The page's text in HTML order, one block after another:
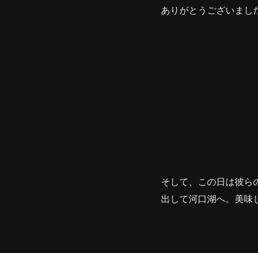
ありがとうございまし
そして、この日は彼ら
出して河口湖へ。美味